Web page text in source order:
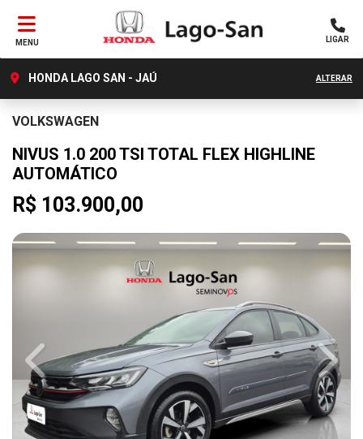
MENU LIGAR
HONDA LAGO SAN - JAÚ ALTERAR
VOLKSWAGEN
NIVUS 1.0 200 TSI TOTAL FLEX HIGHLINE
AUTOMÁTICO
R$ 103.900,00
Previous Next